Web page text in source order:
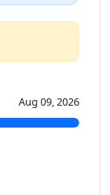
Aug 09, 2026